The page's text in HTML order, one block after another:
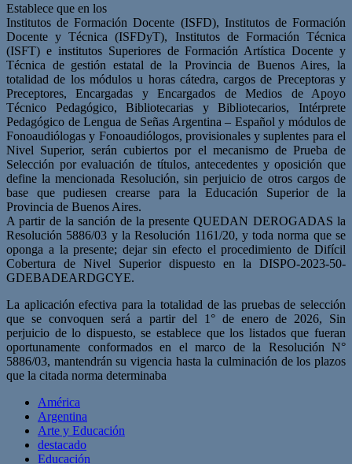
Establece que en los
Institutos de Formación Docente (ISFD), Institutos de Formación
Docente y Técnica (ISFDyT), Institutos de Formación Técnica
(ISFT) e institutos Superiores de Formación Artística Docente y
Técnica de gestión estatal de la Provincia de Buenos Aires, la
totalidad de los módulos u horas cátedra, cargos de Preceptoras y
Preceptores, Encargadas y Encargados de Medios de Apoyo
Técnico Pedagógico, Bibliotecarias y Bibliotecarios, Intérprete
Pedagógico de Lengua de Señas Argentina – Español y módulos de
Fonoaudiólogas y Fonoaudiólogos, provisionales y suplentes para el
Nivel Superior, serán cubiertos por el mecanismo de Prueba de
Selección por evaluación de títulos, antecedentes y oposición que
define la mencionada Resolución, sin perjuicio de otros cargos de
base que pudiesen crearse para la Educación Superior de la
Provincia de Buenos Aires.
A partir de la sanción de la presente QUEDAN DEROGADAS la
Resolución 5886/03 y la Resolución 1161/20, y toda norma que se
oponga a la presente; dejar sin efecto el procedimiento de Difícil
Cobertura de Nivel Superior dispuesto en la DISPO-2023-50-
GDEBADEARDGCYE.
La aplicación efectiva para la totalidad de las pruebas de selección
que se convoquen será a partir del 1° de enero de 2026, Sin
perjuicio de lo dispuesto, se establece que los listados que fueran
oportunamente conformados en el marco de la Resolución N°
5886/03, mantendrán su vigencia hasta la culminación de los plazos
que la citada norma determinaba
América
Argentina
Arte y Educación
destacado
Educación